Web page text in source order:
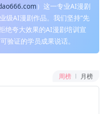
）这一专业AI漫剧
级AI漫剧作品。我们坚持“先
绝夸大效果的AI漫剧培训宣
验证的学员成果说话。
周榜 月榜